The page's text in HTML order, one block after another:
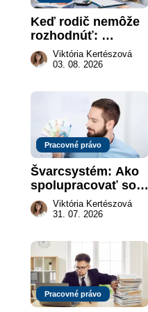
Keď rodič nemôže
rozhodnúť:
nahradenie prejavu
vôle súdom v
Viktória Kertészová
03. 08. 2026
Pracovné právo
Švarcsystém: Ako
spolupracovať so
živnostníkom
legálne a bez
Viktória Kertészová
31. 07. 2026
Pracovné právo